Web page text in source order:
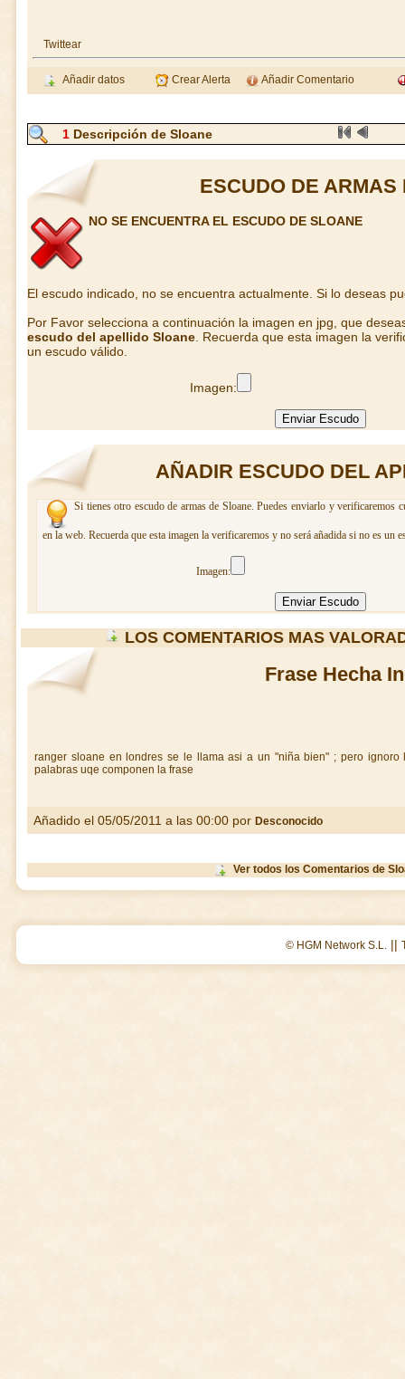
Twittear
Añadir datos Crear Alerta Añadir Comentario
1Descripción de Sloane
ESCUDO DE ARMAS
NO SE ENCUENTRA EL ESCUDO DE SLOANE
El escudo indicado, no se encuentra actualmente. Si lo deseas
Por Favor selecciona a continuación la imagen en jpg, que
escudo del apellido Sloane. Recuerda que esta imagen la
un escudo válido.
Imagen:
AÑADIR ESCUDO DEL
Si tienes otro escudo de armas de Sloane. Puedes enviarlo y verificaremos
en la web. Recuerda que esta imagen la verificaremos y no será añadida si no es un
Imagen:
LOS COMENTARIOS MAS
Frase Hecha
ranger sloane en londres se le llama asi a un "niña bien" ; pero ignoro
palabras uqe componen la frase
Añadido el 05/05/2011 a las 00:00 por Desconocido
Ver todos los Comentarios de
© HGM Network S.L. ||